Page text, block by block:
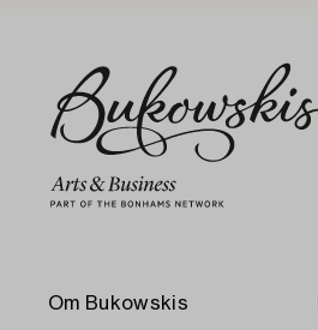
Om Bukowskis